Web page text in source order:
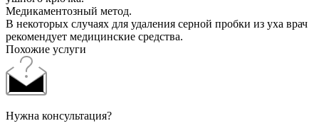
Медикаментозный метод.
В некоторых случаях для удаления серной пробки из уха врач
рекомендует медицинские средства.
Похожие услуги
Нужна консультация?